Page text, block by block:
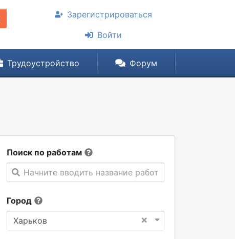
Зарегистрироваться
Войти
Трудоустройство Форум
Поиск по работам
Начните вводить название работы
Город
×
Харьков